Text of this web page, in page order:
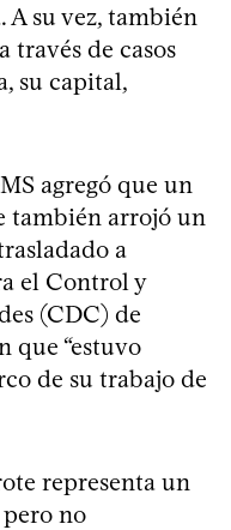
A su vez, también
través de casos
su capital,
agregó que un
también arrojó un
a
el Control y
(CDC) de
que “estuvo
de su trabajo de
representa un
pero no